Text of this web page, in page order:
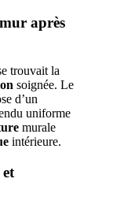
après
trouvait la
soignée. Le
d’un
uniforme
murale
intérieure.